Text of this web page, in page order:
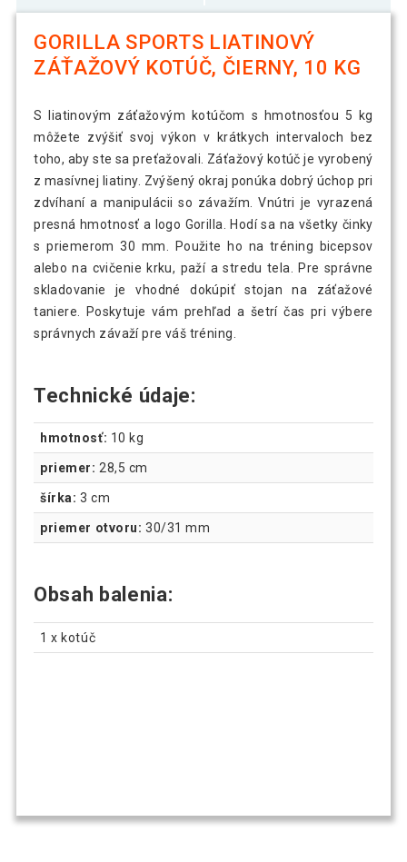
GORILLA SPORTS LIATINOVÝ
ZÁŤAŽOVÝ KOTÚČ, ČIERNY, 10 KG
S liatinovým záťažovým kotúčom s hmotnosťou 5 kg
môžete zvýšiť svoj výkon v krátkych intervaloch bez
toho, aby ste sa preťažovali. Záťažový kotúč je vyrobený
z masívnej liatiny. Zvýšený okraj ponúka dobrý úchop pri
zdvíhaní a manipulácii so závažím. Vnútri je vyrazená
presná hmotnosť a logo Gorilla. Hodí sa na všetky činky
s priemerom 30 mm. Použite ho na tréning bicepsov
alebo na cvičenie krku, paží a stredu tela. Pre správne
skladovanie je vhodné dokúpiť stojan na záťažové
taniere. Poskytuje vám prehľad a šetrí čas pri výbere
správnych závaží pre váš tréning.
Technické údaje:
hmotnosť: 10 kg
priemer: 28,5 cm
šírka: 3 cm
priemer otvoru: 30/31 mm
Obsah balenia:
1 x kotúč